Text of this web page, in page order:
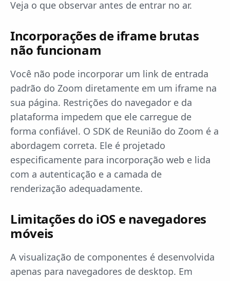
Veja o que observar antes de entrar no ar.
Incorporações de iframe brutas
não funcionam
Você não pode incorporar um link de entrada
padrão do Zoom diretamente em um iframe na
sua página. Restrições do navegador e da
plataforma impedem que ele carregue de
forma confiável. O SDK de Reunião do Zoom é a
abordagem correta. Ele é projetado
especificamente para incorporação web e lida
com a autenticação e a camada de
renderização adequadamente.
Limitações do iOS e navegadores
móveis
A visualização de componentes é desenvolvida
apenas para navegadores de desktop. Em